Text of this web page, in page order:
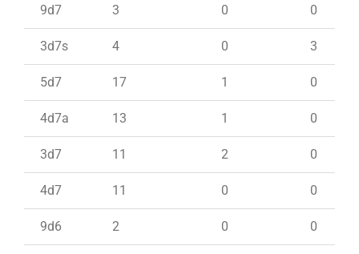
9d7 3 0 0
3d7s 4 0 3
5d7 17 1 0
4d7a 13 1 0
3d7 11 2 0
4d7 11 0 0
9d6 2 0 0